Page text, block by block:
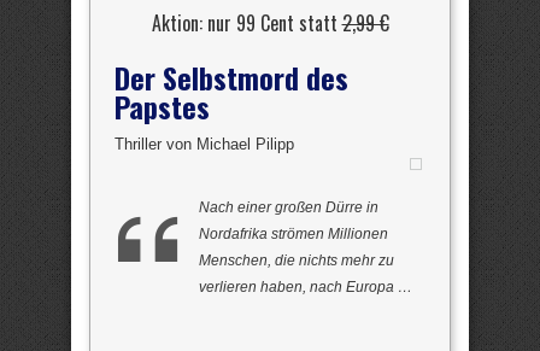
Aktion: nur 99 Cent statt2,99 €
Der Selbstmord des
Papstes
Thriller von Michael Pilipp
Nach einer großen Dürre in
Nordafrika strömen Millionen
Menschen, die nichts mehr zu
verlieren haben, nach Europa …